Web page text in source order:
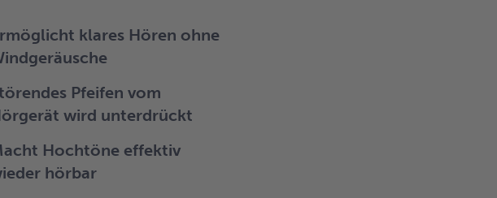
klares Hören ohne
Pfeifen vom
wird unterdrückt
Hochtöne effektiv
hörbar